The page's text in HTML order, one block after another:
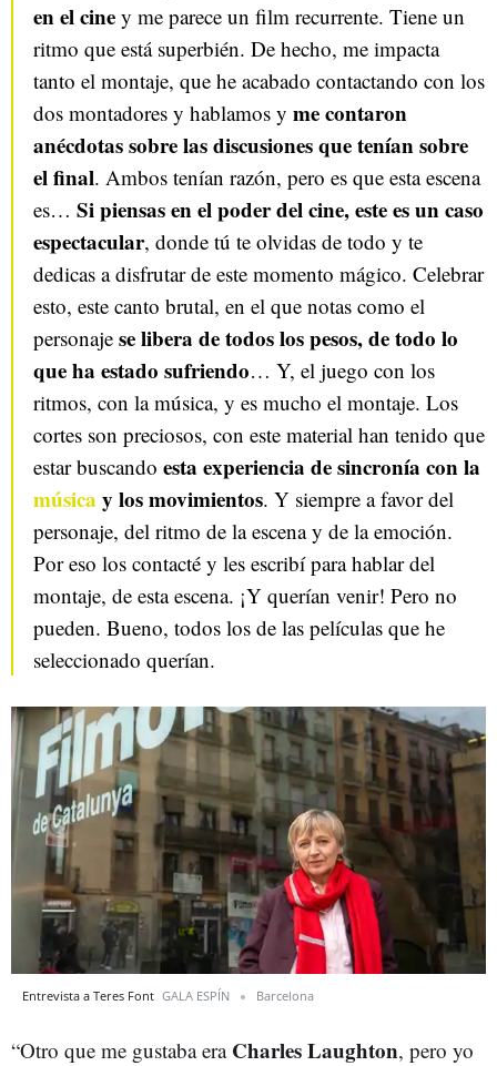
en el cine y me parece un film recurrente. Tiene un
ritmo que está superbién. De hecho, me impacta
tanto el montaje, que he acabado contactando con los
dos montadores y hablamos y me contaron
anécdotas sobre las discusiones que tenían sobre
el final. Ambos tenían razón, pero es que esta escena
es… Si piensas en el poder del cine, este es un caso
espectacular, donde tú te olvidas de todo y te
dedicas a disfrutar de este momento mágico. Celebrar
esto, este canto brutal, en el que notas como el
personaje se libera de todos los pesos, de todo lo
que ha estado sufriendo… Y, el juego con los
ritmos, con la música, y es mucho el montaje. Los
cortes son preciosos, con este material han tenido que
estar buscando esta experiencia de sincronía con la
música y los movimientos. Y siempre a favor del
personaje, del ritmo de la escena y de la emoción.
Por eso los contacté y les escribí para hablar del
montaje, de esta escena. ¡Y querían venir! Pero no
pueden. Bueno, todos los de las películas que he
seleccionado querían.
Entrevista a Teres Font GALA ESPÍN Barcelona
“Otro que me gustaba era Charles Laughton, pero yo